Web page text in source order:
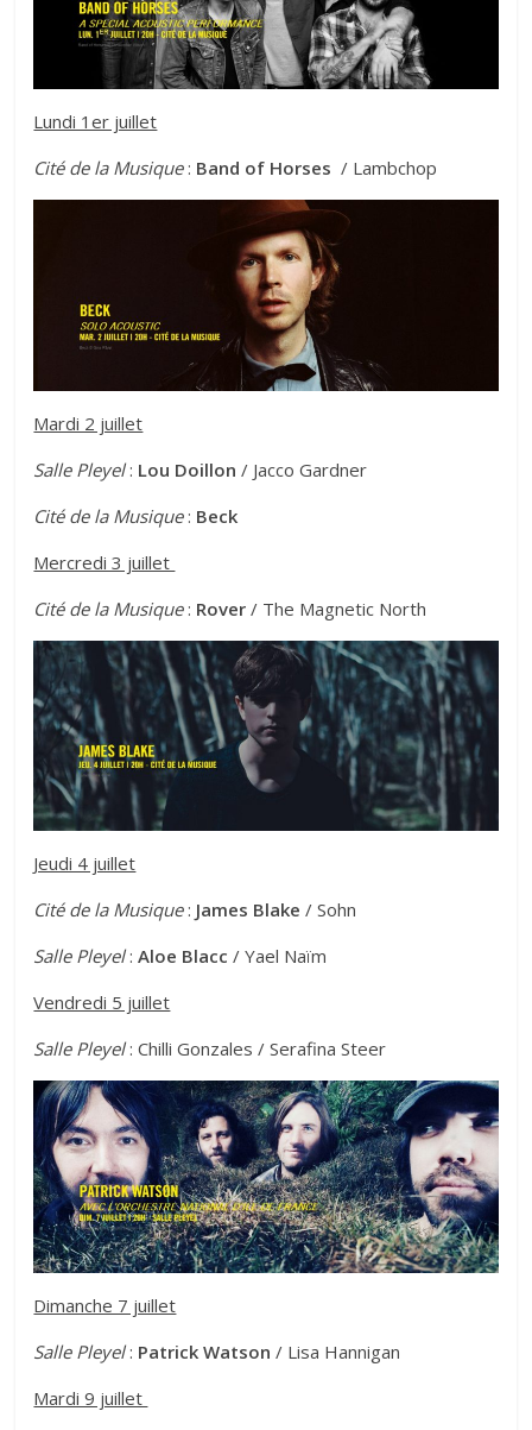
Lundi 1er juillet
Cité de la Musique: Band of Horses / Lambchop
Mardi 2 juillet
Salle Pleyel: Lou Doillon / Jacco Gardner
Cité de la Musique: Beck
Mercredi 3 juillet
Cité de la Musique: Rover / The Magnetic North
Jeudi 4 juillet
Cité de la Musique: James Blake / Sohn
Salle Pleyel:Aloe Blacc / Yael Naïm
Vendredi 5 juillet
Salle Pleyel: Chilli Gonzales / Serafina Steer
Dimanche 7 juillet
Salle Pleyel: Patrick Watson / Lisa Hannigan
Mardi 9 juillet